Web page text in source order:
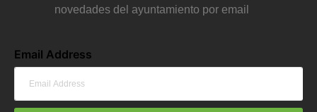
novedades del ayuntamiento por email
Email Address